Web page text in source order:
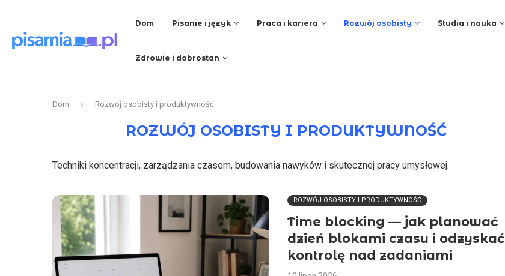
Dom Pisanie i język Praca i kariera Rozwój osobisty Studia i nauka
Zdrowie i dobrostan
Dom Rozwój osobisty i produktywność
ROZWÓJ OSOBISTY I PRODUKTYWNOŚĆ
Techniki koncentracji, zarządzania czasem, budowania nawyków i skutecznej pracy umysłowej.
ROZWÓJ OSOBISTY I PRODUKTYWNOŚĆ
Time blocking — jak planować
dzień blokami czasu i odzyskać
kontrolę nad zadaniami